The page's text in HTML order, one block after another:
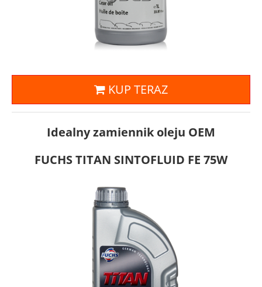
KUP TERAZ
Idealny zamiennik oleju OEM
FUCHS TITAN SINTOFLUID FE 75W